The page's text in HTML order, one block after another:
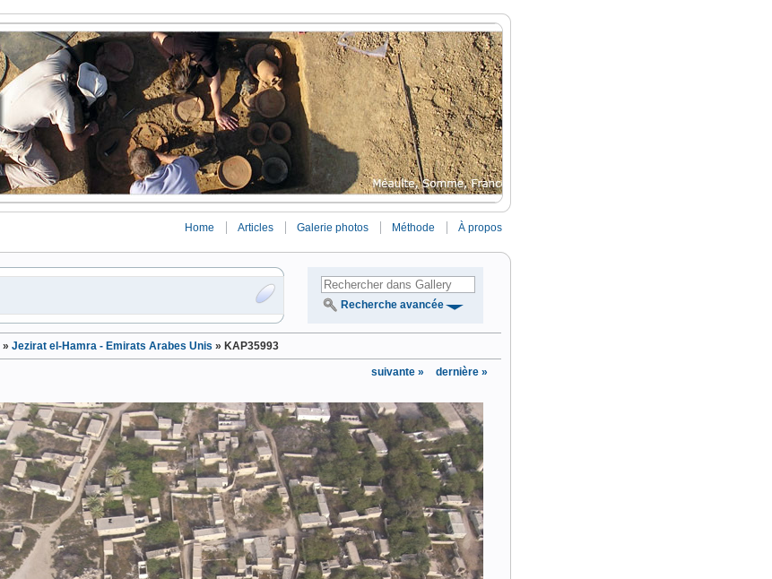
Home Articles Galerie photos Méthode À propos
Recherche avancée
» Jezirat el-Hamra - Emirats Arabes Unis » KAP35993
suivante » dernière »